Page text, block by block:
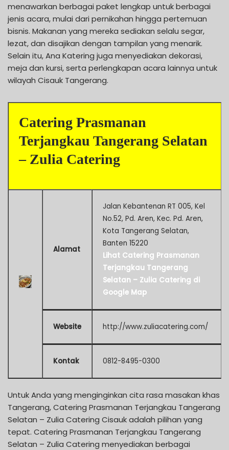
menawarkan berbagai paket lengkap untuk berbagai
jenis acara, mulai dari pernikahan hingga pertemuan
bisnis. Makanan yang mereka sediakan selalu segar,
lezat, dan disajikan dengan tampilan yang menarik.
Selain itu, Ana Katering juga menyediakan dekorasi,
meja dan kursi, serta perlengkapan acara lainnya untuk
wilayah Cisauk Tangerang.
Catering Prasmanan
Terjangkau Tangerang Selatan
– Zulia Catering
Alamat
Jalan Kebantenan RT 005, Kel
No.52, Pd. Aren, Kec. Pd. Aren,
Kota Tangerang Selatan,
Banten 15220
Lihat Catering Prasmanan
Terjangkau Tangerang
Selatan – Zulia Catering di
Google Map
Website http://www.zuliacatering.com/
Kontak 0812-8495-0300
Untuk Anda yang menginginkan cita rasa masakan khas
Tangerang, Catering Prasmanan Terjangkau Tangerang
Selatan – Zulia Catering Cisauk adalah pilihan yang
tepat. Catering Prasmanan Terjangkau Tangerang
Selatan – Zulia Catering menyediakan berbagai